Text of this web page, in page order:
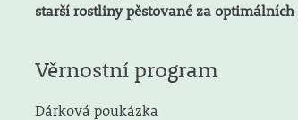
starší rostliny pěstované za
Věrnostní program
Dárková poukázka